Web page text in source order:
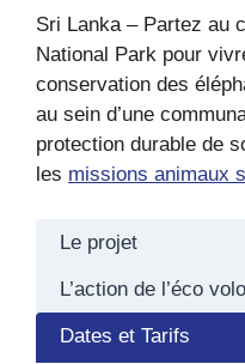
Sri Lanka – Partez au
National Park pour
conservation des
au sein d’une
protection durable de
les missions animaux
Le projet
L’action de l’éco
Dates et Tarifs